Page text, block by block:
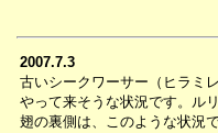
2007.7.3
古いシークワーサー（ヒラミ
やって来そうな状況です。ル
翅の裏側は、このような状況